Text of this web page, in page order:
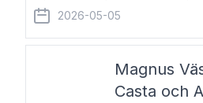
Stipendiebeloppet är 75 000
Anders Agebjörn, född 1984, är
2026-05-05
Magnus
Casta och